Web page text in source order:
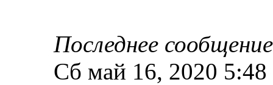
Последнее
Сб май 16, 2020 5:48